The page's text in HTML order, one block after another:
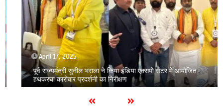
April 17, 2025
पूर्व राज्यमंत्री सुनील भराला ने किया इंडिया एक्सपो सेंटर में आयोजित
हथकरघा कारोबार प्रदर्शनी का निरीक्षण